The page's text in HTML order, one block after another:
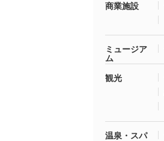
商業施設
ミュージア
ム
観光
温泉・スパ